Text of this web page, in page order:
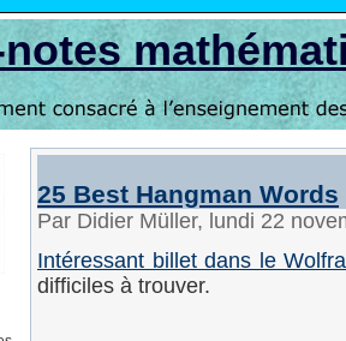
25 Best Hangman Words
Par Didier Müller, lundi 22
Intéressant billet dans le
difficiles à trouver.